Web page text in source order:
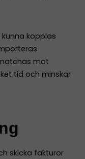
kopplas
mot
tid och minskar
skicka fakturor